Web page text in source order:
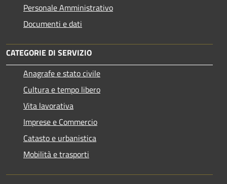
Personale Amministrativo
Documenti e dati
CATEGORIE DI SERVIZIO
Anagrafe e stato civile
Cultura e tempo libero
Vita lavorativa
Imprese e Commercio
Catasto e urbanistica
Mobilità e trasporti